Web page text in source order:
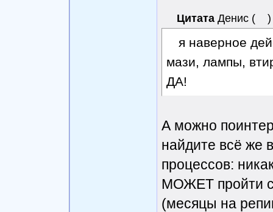
Цитата Денис ( )
я наверное
мази, лампы,
ДА!
А можно
найдите всё же
процессов:
МОЖЕТ пройти
(месяцы на